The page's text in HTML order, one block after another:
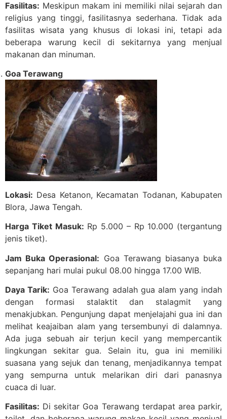
Fasilitas: Meskipun makam ini memiliki nilai sejarah dan
religius yang tinggi, fasilitasnya sederhana. Tidak ada
fasilitas wisata yang khusus di lokasi ini, tetapi ada
beberapa warung kecil di sekitarnya yang menjual
makanan dan minuman.
Goa Terawang
Lokasi: Desa Ketanon, Kecamatan Todanan, Kabupaten
Blora, Jawa Tengah.
Harga Tiket Masuk: Rp 5.000 – Rp 10.000 (tergantung
jenis tiket).
Jam Buka Operasional: Goa Terawang biasanya buka
sepanjang hari mulai pukul 08.00 hingga 17.00 WIB.
Daya Tarik: Goa Terawang adalah gua alam yang indah
dengan formasi stalaktit dan stalagmit yang
menakjubkan. Pengunjung dapat menjelajahi gua ini dan
melihat keajaiban alam yang tersembunyi di dalamnya.
Ada juga sebuah air terjun kecil yang mempercantik
lingkungan sekitar gua. Selain itu, gua ini memiliki
suasana yang sejuk dan tenang, menjadikannya tempat
yang sempurna untuk melarikan diri dari panasnya
cuaca di luar.
Fasilitas: Di sekitar Goa Terawang terdapat area parkir,